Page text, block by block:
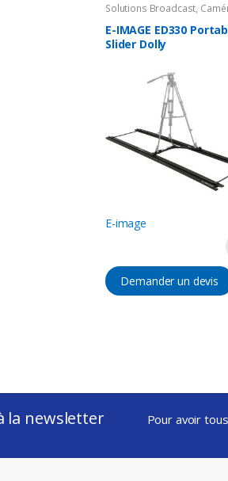
Solutions Broadcast,
Accessoires Caméra
E-IMAGE ED330
Slider Dolly
E-image
Demander un devis
la newsletter Pour avoir